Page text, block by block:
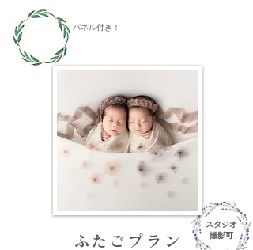
ふたごプラン
スタジオ
撮影可
​パネル付き！